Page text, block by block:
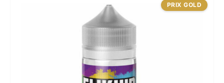
PRIX GOLD